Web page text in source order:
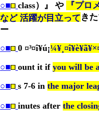
○■ class）』 や 『プロ
など 活躍が目立ってき
ー
○■ 0 ¤³¤î¥ú¡
○■
ount it if you will be
○■
s 7-6 in the major
○■ inutes after the